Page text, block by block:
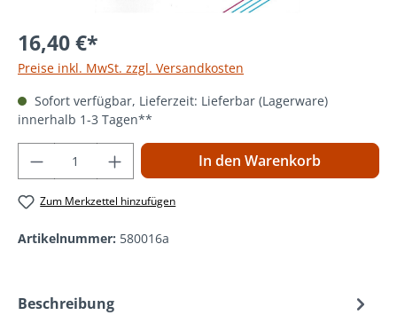
16,40 €*
Preise inkl. MwSt. zzgl. Versandkosten
Sofort verfügbar, Lieferzeit: Lieferbar (Lagerware)
innerhalb 1-3 Tagen**
Produkt Anzahl: Gib den gewünschten
In den Warenkorb
Zum Merkzettel hinzufügen
Artikelnummer: 580016a
Beschreibung